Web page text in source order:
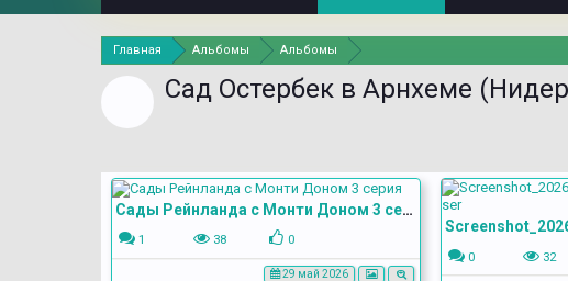
Главная Альбомы Альбомы
Сад Остербек в Арнхеме
Сады Рейнланда с Монти Доном 3 серия
1 38 0
29 май 2026
0 32